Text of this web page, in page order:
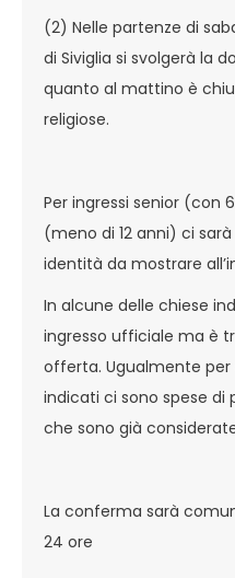
(2) Nelle partenze di
di Siviglia si svolgerà la
quanto al mattino è
religiose.
Per ingressi senior (con
(meno di 12 anni) ci
identità da mostrare
In alcune delle chiese
ingresso ufficiale ma è
offerta. Ugualmente
indicati ci sono spese di
che sono già
La conferma sarà
24 ore